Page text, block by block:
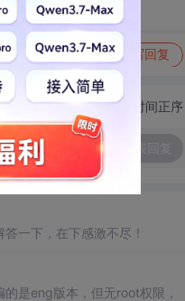
写回复
切换为时间正序
一下，在下感激不尽！
的是eng版本，但无root权限，